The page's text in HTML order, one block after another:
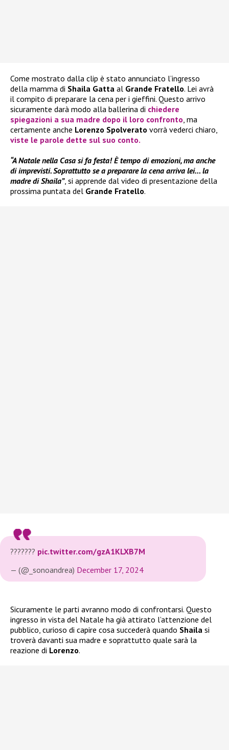
Come mostrato dalla clip è stato annunciato l’ingresso
della mamma di Shaila Gatta al Grande Fratello. Lei avrà
il compito di preparare la cena per i gieffini. Questo arrivo
sicuramente darà modo alla ballerina di chiedere
spiegazioni a sua madre dopo il loro confronto, ma
certamente anche Lorenzo Spolverato vorrà vederci chiaro,
viste le parole dette sul suo conto.
“A Natale nella Casa si fa festa! È tempo di emozioni, ma anche
di imprevisti. Soprattutto se a preparare la cena arriva lei… la
madre di Shaila”, si apprende dal video di presentazione della
prossima puntata del Grande Fratello.
??????? pic.twitter.com/gzA1KLXB7M
— (@_sonoandrea) December 17, 2024
Sicuramente le parti avranno modo di confrontarsi. Questo
ingresso in vista del Natale ha già attirato l’attenzione del
pubblico, curioso di capire cosa succederà quando Shaila si
troverà davanti sua madre e soprattutto quale sarà la
reazione di Lorenzo.